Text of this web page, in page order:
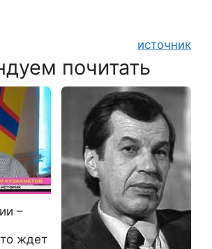
источник
почитать
–
ждет